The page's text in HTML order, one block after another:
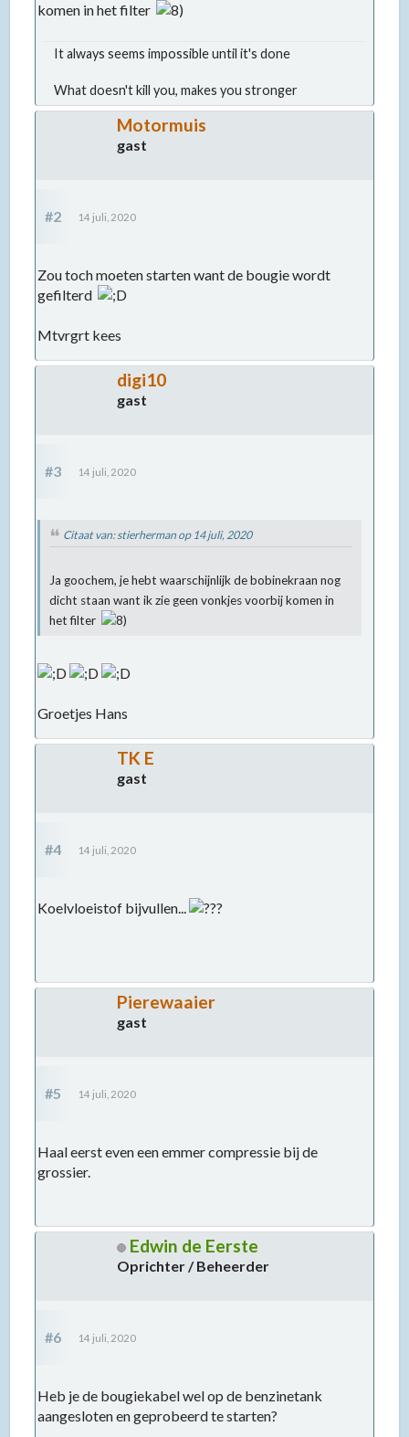
komen in het filter
It always seems impossible until it's done
What doesn't kill you, makes you stronger
Motormuis
gast
#2 14 juli, 2020
Zou toch moeten starten want de bougie wordt
gefilterd
Mtvrgrt kees
digi10
gast
#3 14 juli, 2020
Citaat van: stierherman op 14 juli, 2020
Ja goochem, je hebt waarschijnlijk de bobinekraan nog
dicht staan want ik zie geen vonkjes voorbij komen in
het filter
Groetjes Hans
TK E
gast
#4 14 juli, 2020
Koelvloeistof bijvullen...
Pierewaaier
gast
#5 14 juli, 2020
Haal eerst even een emmer compressie bij de
grossier.
Edwin de Eerste
Oprichter / Beheerder
#6 14 juli, 2020
Heb je de bougiekabel wel op de benzinetank
aangesloten en geprobeerd te starten?